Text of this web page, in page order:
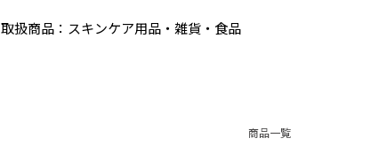
取扱商品：スキンケア用品・雑貨・食品
商品一覧